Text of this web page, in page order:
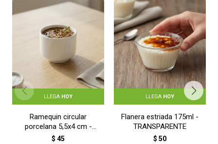
LLEGA HOY
Ramequin circular
porcelana 5,5x4 cm -
BLANCO
$ 45
LLEGA HOY
Flanera estriada 175ml -
TRANSPARENTE
$ 50